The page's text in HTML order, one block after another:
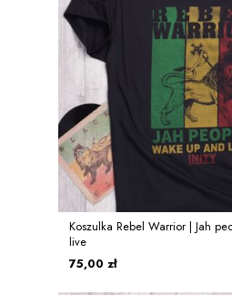
Koszulka Rebel Warrior | Jah
live
75,00 zł